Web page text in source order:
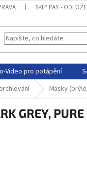
SKIP PAY -
Video pro potápění
Masky
GREY, PURE